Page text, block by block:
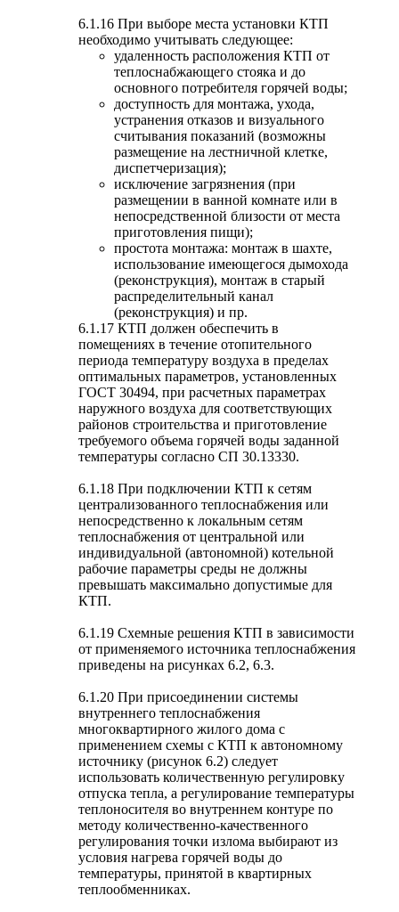
6.1.16 При выборе места установки КТП
необходимо учитывать следующее:
удаленность расположения КТП от
теплоснабжающего стояка и до
основного потребителя горячей воды;
доступность для монтажа, ухода,
устранения отказов и визуального
считывания показаний (возможны
размещение на лестничной клетке,
диспетчеризация);
исключение загрязнения (при
размещении в ванной комнате или в
непосредственной близости от места
приготовления пищи);
простота монтажа: монтаж в шахте,
использование имеющегося дымохода
(реконструкция), монтаж в старый
распределительный канал
(реконструкция) и пр.
6.1.17 КТП должен обеспечить в
помещениях в течение отопительного
периода температуру воздуха в пределах
оптимальных параметров, установленных
ГОСТ 30494, при расчетных параметрах
наружного воздуха для соответствующих
районов строительства и приготовление
требуемого объема горячей воды заданной
температуры согласно СП 30.13330.
6.1.18 При подключении КТП к сетям
централизованного теплоснабжения или
непосредственно к локальным сетям
теплоснабжения от центральной или
индивидуальной (автономной) котельной
рабочие параметры среды не должны
превышать максимально допустимые для
КТП.
6.1.19 Схемные решения КТП в зависимости
от применяемого источника теплоснабжения
приведены на рисунках 6.2, 6.3.
6.1.20 При присоединении системы
внутреннего теплоснабжения
многоквартирного жилого дома с
применением схемы с КТП к автономному
источнику (рисунок 6.2) следует
использовать количественную регулировку
отпуска тепла, а регулирование температуры
теплоносителя во внутреннем контуре по
методу количественно-качественного
регулирования точки излома выбирают из
условия нагрева горячей воды до
температуры, принятой в квартирных
теплообменниках.